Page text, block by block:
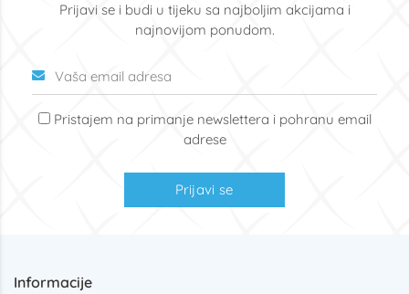
Prijavi se i budi u tijeku sa najboljim akcijama i
najnovijom ponudom.
Pristajem na primanje newslettera i pohranu email
adrese
Prijavi se
Informacije